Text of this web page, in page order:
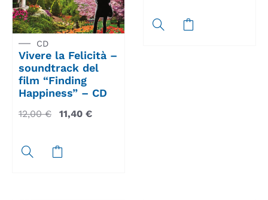
CD
Vivere la Felicità –
soundtrack del
film “Finding
Happiness” – CD
12,00€ 11,40 €